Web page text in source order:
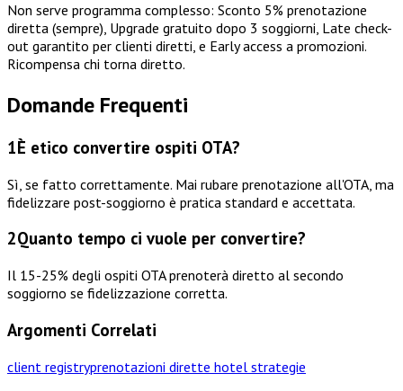
Non serve programma complesso: Sconto 5% prenotazione
diretta (sempre), Upgrade gratuito dopo 3 soggiorni, Late check-
out garantito per clienti diretti, e Early access a promozioni.
Ricompensa chi torna diretto.
Domande Frequenti
1È etico convertire ospiti OTA?
Sì, se fatto correttamente. Mai rubare prenotazione all'OTA, ma
fidelizzare post-soggiorno è pratica standard e accettata.
2Quanto tempo ci vuole per convertire?
Il 15-25% degli ospiti OTA prenoterà diretto al secondo
soggiorno se fidelizzazione corretta.
Argomenti Correlati
client registryprenotazioni dirette hotel strategie